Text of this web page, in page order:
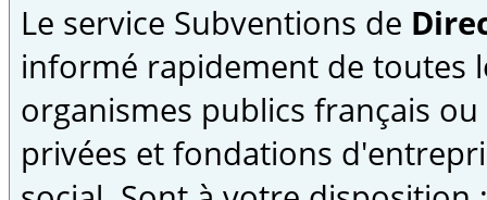
Le service Subventions de
informé rapidement de toutes
organismes publics français
privées et fondations